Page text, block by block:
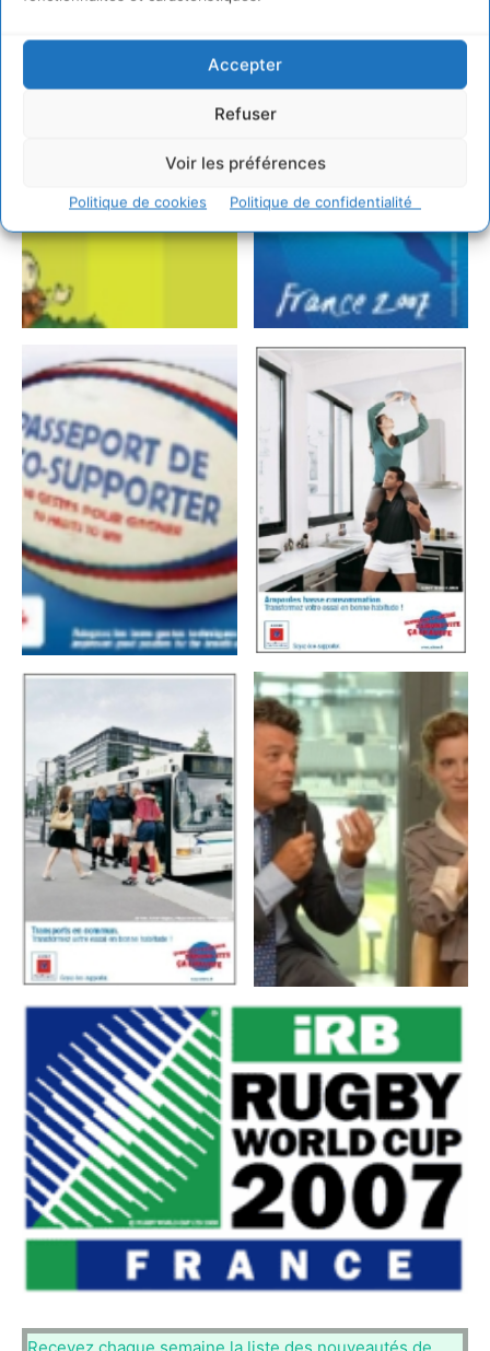
Accepter
Refuser
Voir les préférences
Politique de cookies Politique de confidentialité
Recevez chaque semaine la liste des nouveautés de